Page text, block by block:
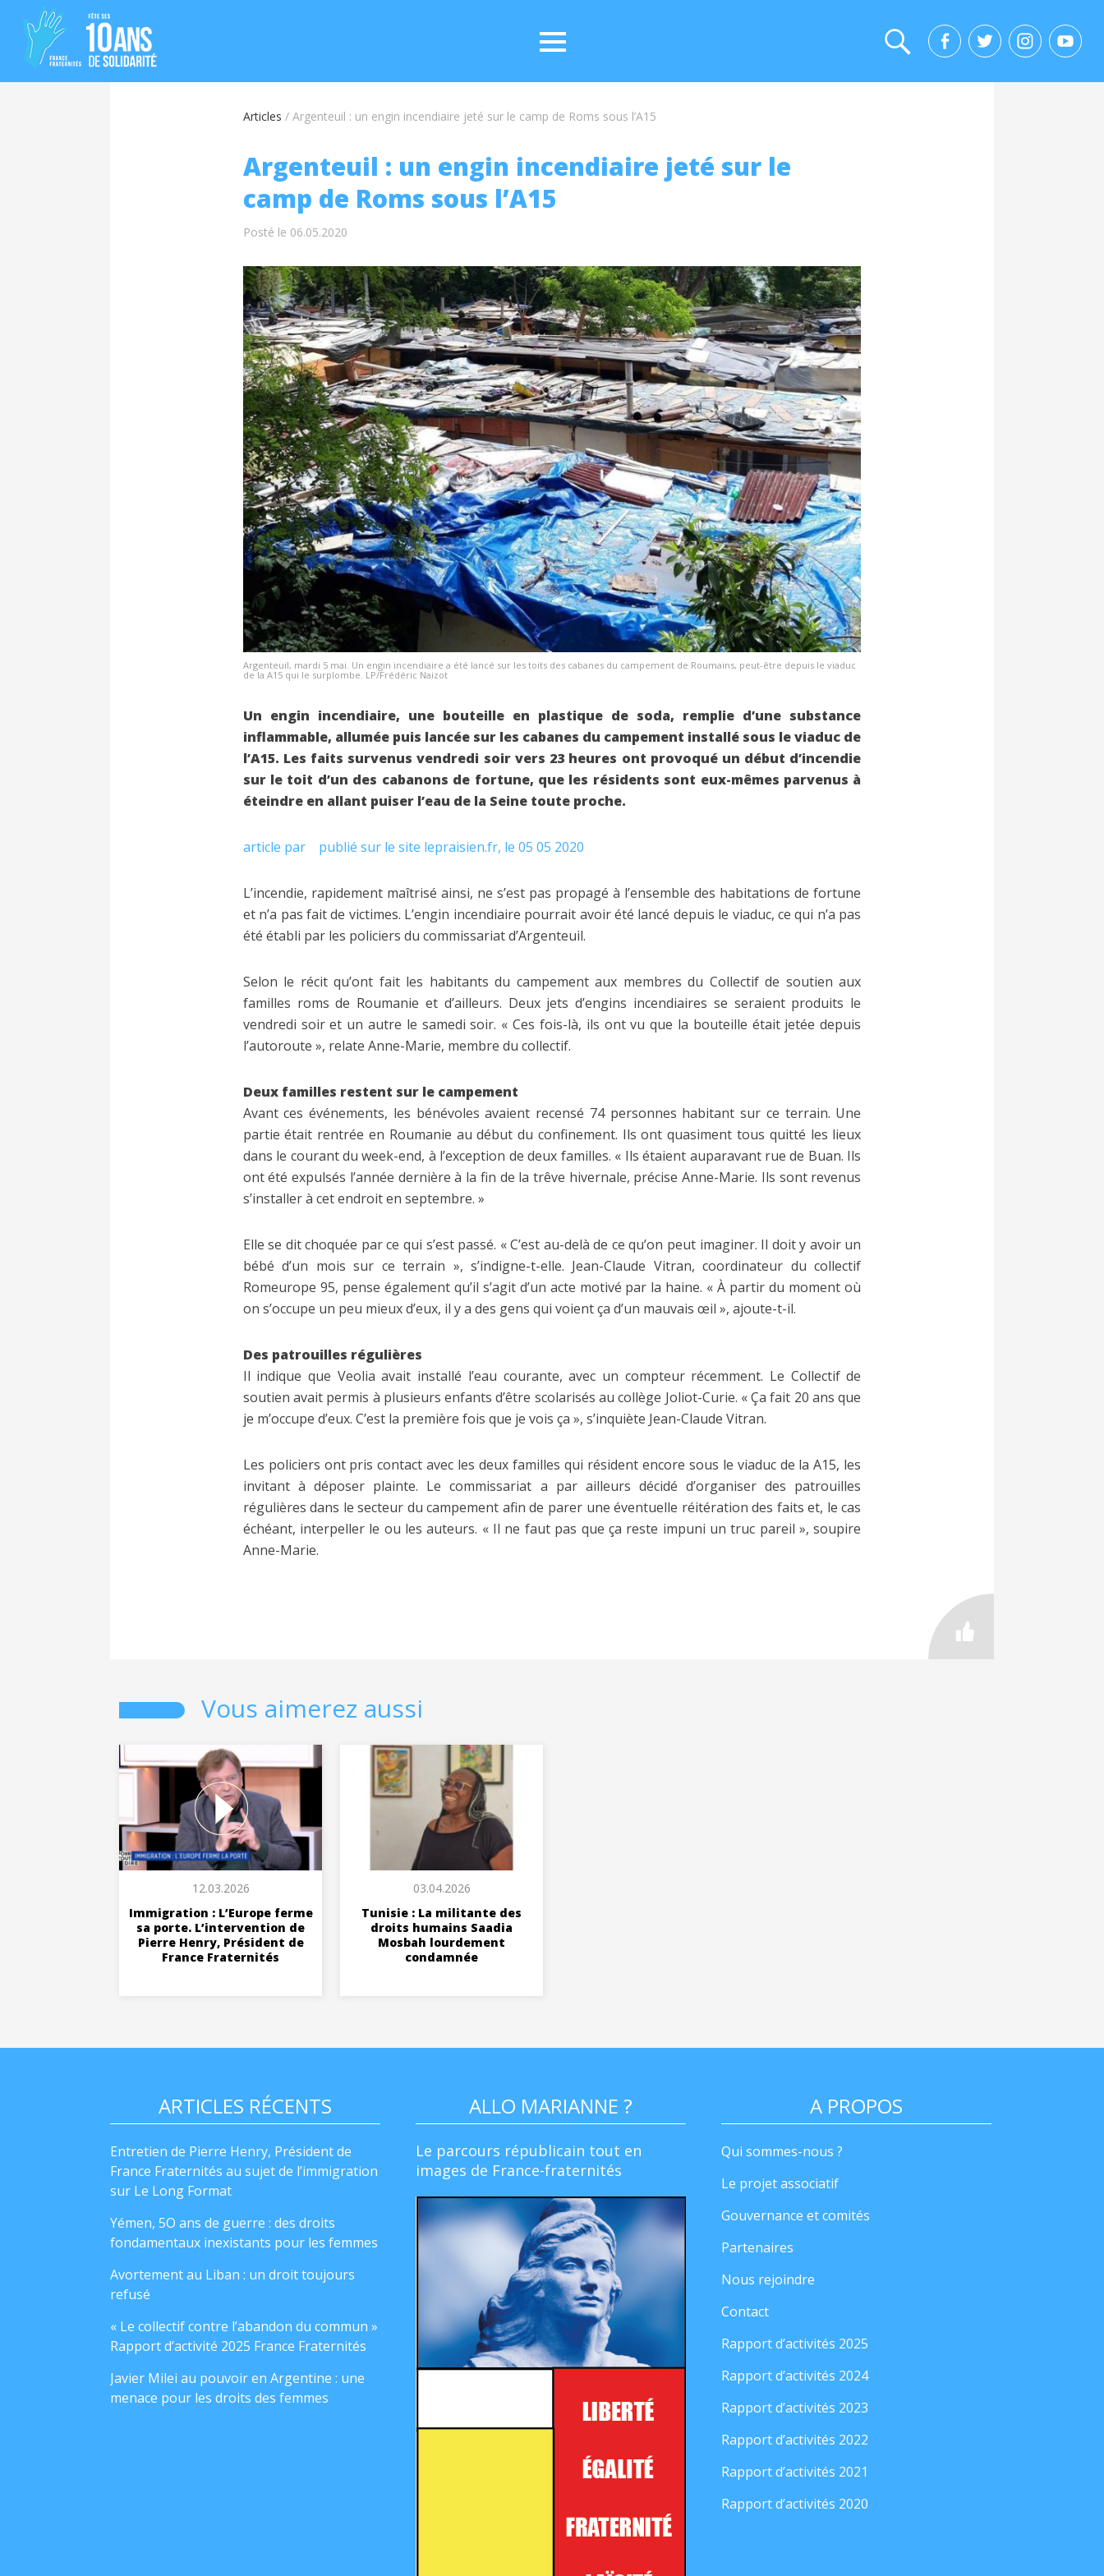
Articles / Argenteuil : un engin incendiaire jeté sur le camp de Roms sous l’A15
Argenteuil : un engin incendiaire jeté sur le
camp de Roms sous l’A15
Posté le 06.05.2020
Argenteuil, mardi 5 mai. Un engin incendiaire a été lancé sur les toits des cabanes du campement de Roumains, peut-être depuis le viaduc
de la A15 qui le surplombe. LP/Frédéric Naizot
Un engin incendiaire, une bouteille en plastique de soda, remplie d’une substance
inflammable, allumée puis lancée sur les cabanes du campement installé sous le viaduc de
l’A15. Les faits survenus vendredi soir vers 23 heures ont provoqué un début d’incendie
sur le toit d’un des cabanons de fortune, que les résidents sont eux-mêmes parvenus à
éteindre en allant puiser l’eau de la Seine toute proche.
article par publié sur le site lepraisien.fr, le 05 05 2020
L’incendie, rapidement maîtrisé ainsi, ne s’est pas propagé à l’ensemble des habitations de fortune
et n’a pas fait de victimes. L’engin incendiaire pourrait avoir été lancé depuis le viaduc, ce qui n’a pas
été établi par les policiers du commissariat d’Argenteuil.
Selon le récit qu’ont fait les habitants du campement aux membres du Collectif de soutien aux
familles roms de Roumanie et d’ailleurs. Deux jets d’engins incendiaires se seraient produits le
vendredi soir et un autre le samedi soir. « Ces fois-là, ils ont vu que la bouteille était jetée depuis
l’autoroute », relate Anne-Marie, membre du collectif.
Deux familles restent sur le campement
Avant ces événements, les bénévoles avaient recensé 74 personnes habitant sur ce terrain. Une
partie était rentrée en Roumanie au début du confinement. Ils ont quasiment tous quitté les lieux
dans le courant du week-end, à l’exception de deux familles. « Ils étaient auparavant rue de Buan. Ils
ont été expulsés l’année dernière à la fin de la trêve hivernale, précise Anne-Marie. Ils sont revenus
s’installer à cet endroit en septembre. »
Elle se dit choquée par ce qui s’est passé. « C’est au-delà de ce qu’on peut imaginer. Il doit y avoir un
bébé d’un mois sur ce terrain », s’indigne-t-elle. Jean-Claude Vitran, coordinateur du collectif
Romeurope 95, pense également qu’il s’agit d’un acte motivé par la haine. « À partir du moment où
on s’occupe un peu mieux d’eux, il y a des gens qui voient ça d’un mauvais œil », ajoute-t-il.
Des patrouilles régulières
Il indique que Veolia avait installé l’eau courante, avec un compteur récemment. Le Collectif de
soutien avait permis à plusieurs enfants d’être scolarisés au collège Joliot-Curie. « Ça fait 20 ans que
je m’occupe d’eux. C’est la première fois que je vois ça », s’inquiète Jean-Claude Vitran.
Les policiers ont pris contact avec les deux familles qui résident encore sous le viaduc de la A15, les
invitant à déposer plainte. Le commissariat a par ailleurs décidé d’organiser des patrouilles
régulières dans le secteur du campement afin de parer une éventuelle réitération des faits et, le cas
échéant, interpeller le ou les auteurs. « Il ne faut pas que ça reste impuni un truc pareil », soupire
Anne-Marie.
Vous aimerez aussi
12.03.2026
Immigration : L’Europe ferme
sa porte. L’intervention de
Pierre Henry, Président de
France Fraternités
03.04.2026
Tunisie : La militante des
droits humains Saadia
Mosbah lourdement
condamnée
ARTICLES RÉCENTS
Entretien de Pierre Henry, Président de
France Fraternités au sujet de l’immigration
sur Le Long Format
Yémen, 5O ans de guerre : des droits
fondamentaux inexistants pour les femmes
Avortement au Liban : un droit toujours
refusé
« Le collectif contre l’abandon du commun »
Rapport d’activité 2025 France Fraternités
Javier Milei au pouvoir en Argentine : une
menace pour les droits des femmes
ALLO MARIANNE ?
Le parcours républicain tout en
images de France-fraternités
A PROPOS
Qui sommes-nous ?
Le projet associatif
Gouvernance et comités
Partenaires
Nous rejoindre
Contact
Rapport d’activités 2025
Rapport d’activités 2024
Rapport d’activités 2023
Rapport d’activités 2022
Rapport d’activités 2021
Rapport d’activités 2020